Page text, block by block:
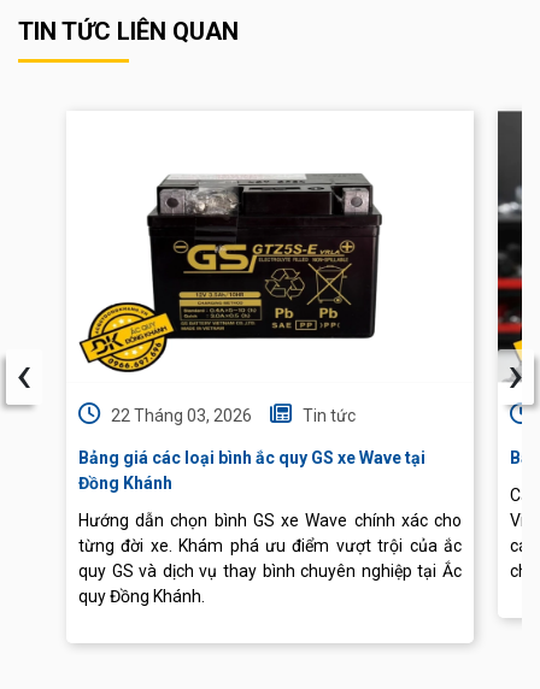
TIN TỨC LIÊN QUAN
22 Tháng 03, 2026 Tin tức
Bảng giá các loại bình ắc quy GS xe Wave tại
Đồng Khánh
Hướng dẫn chọn bình GS xe Wave chính xác cho
từng đời xe. Khám phá ưu điểm vượt trội của ắc
quy GS và dịch vụ thay bình chuyên nghiệp tại Ắc
quy Đồng Khánh.
‹ ›